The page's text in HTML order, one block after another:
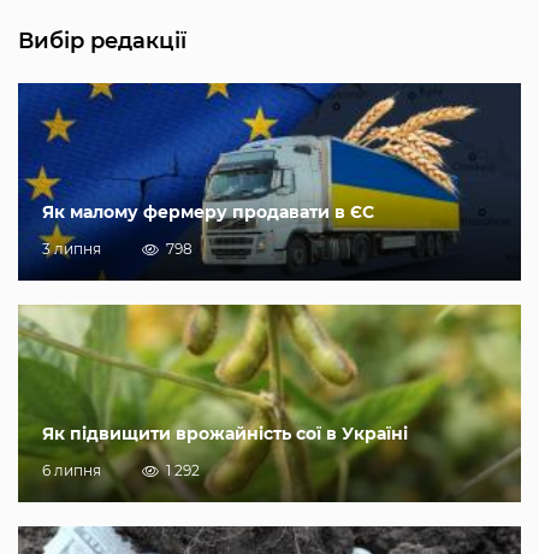
Вибір редакції
Як малому фермеру продавати в ЄС
3 липня 798
Як підвищити врожайність сої в Україні
6 липня 1 292